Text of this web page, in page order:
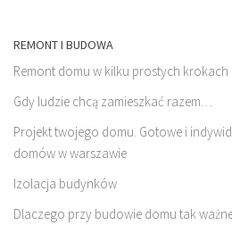
REMONT I BUDOWA
Remont domu w kilku prostych krokach
Gdy ludzie chcą zamieszkać razem…
Projekt twojego domu. Gotowe i
domów w warszawie
Izolacja budynków
Dlaczego przy budowie domu tak